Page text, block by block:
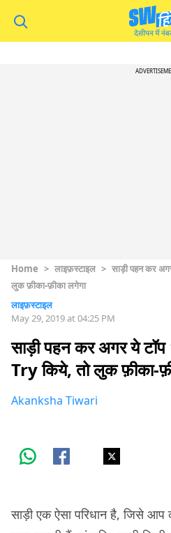
Home > लाइफ़स्टाइल > साड़ी पहन कर
लुक फ़ीका-फ़ीका लगेगा
लाइफ़स्टाइल
May 29, 2019 at 04:25 PM
साड़ी पहन कर अगर ये
Try किये, तो लुक फ़ीका-
Akanksha Tiwari
साड़ी एक ऐसा परिधान है, जिसे आप